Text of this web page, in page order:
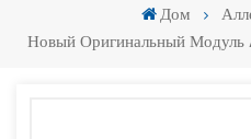
Дом
Новый Оригинальный